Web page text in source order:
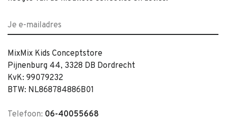
MixMix Kids Conceptstore
Pijnenburg 44, 3328 DB Dordrecht
KvK: 99079232
BTW: NL868784886B01
Telefoon: 06-40055668